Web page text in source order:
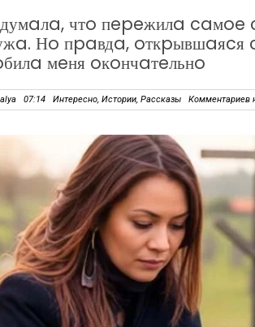
чтo пepeжилa caмoe
Нo пpaвдa, oткpывшaяcя
мeня oкoнчaтeльнo
07:14 Интересно, Истории, Рассказы Комментариев